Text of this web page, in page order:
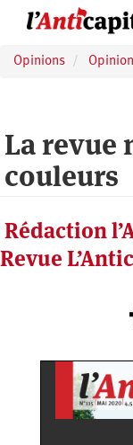
principal
Opinions
La revue
couleurs
Rédaction
Revue